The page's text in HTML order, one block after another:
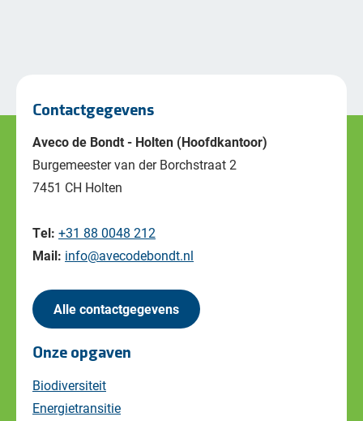
Contactgegevens
Aveco de Bondt - Holten (Hoofdkantoor)
Burgemeester van der Borchstraat 2
7451 CH Holten
Tel: +31 88 0048 212
Mail: info@avecodebondt.nl
Alle contactgegevens
Onze opgaven
Biodiversiteit
Energietransitie